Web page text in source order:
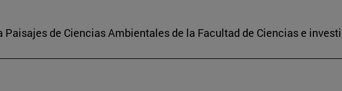
Paisajes de Ciencias Ambientales de la Facultad de Ciencias e